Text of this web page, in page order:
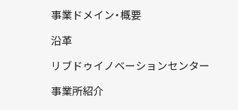
事業ドメイン・概要
沿革
リブドゥイノベーションセンター
事業所紹介